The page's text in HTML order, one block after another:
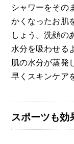
シャワーをその
かくなったお肌
しょう。洗顔の
水分を吸わせる
肌の水分が蒸発
早くスキンケア
スポーツも効